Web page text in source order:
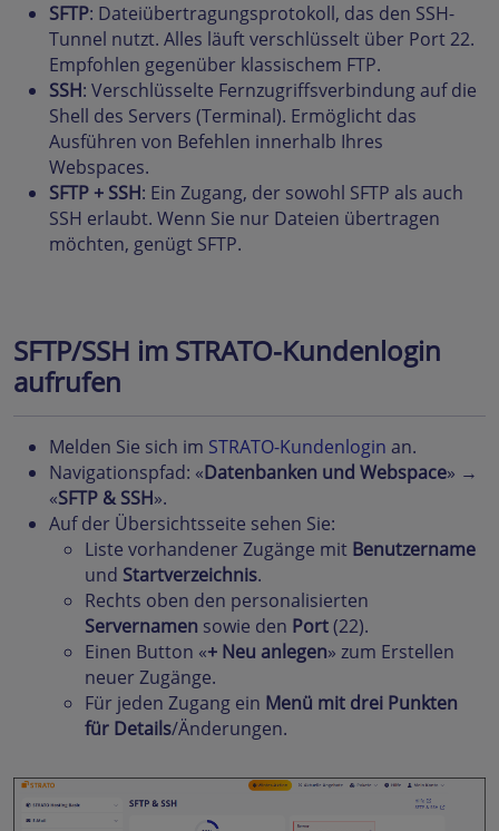
SFTP: Dateiübertragungsprotokoll, das den SSH-
Tunnel nutzt. Alles läuft verschlüsselt über Port 22.
Empfohlen gegenüber klassischem FTP.
SSH: Verschlüsselte Fernzugriffsverbindung auf die
Shell des Servers (Terminal). Ermöglicht das
Ausführen von Befehlen innerhalb Ihres
Webspaces.
SFTP + SSH: Ein Zugang, der sowohl SFTP als auch
SSH erlaubt. Wenn Sie nur Dateien übertragen
möchten, genügt SFTP.
SFTP/SSH im STRATO-Kundenlogin
aufrufen
Melden Sie sich im STRATO-Kundenlogin an.
Navigationspfad: «Datenbanken und Webspace» →
«SFTP & SSH».
Auf der Übersichtsseite sehen Sie:
Liste vorhandener Zugänge mit Benutzername
und Startverzeichnis.
Rechts oben den personalisierten
Servernamen sowie den Port(22).
Einen Button «+ Neu anlegen» zum Erstellen
neuer Zugänge.
Für jeden Zugang ein Menü mit drei Punkten
für Details/Änderungen.